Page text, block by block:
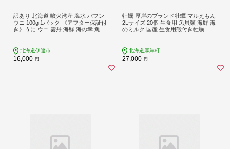
訳あり 北海道 噴火湾産 塩水 バフン
ウニ 100g 1パック 《アフター保証付
き》うに ウニ 雲丹 海鮮 海の幸 魚介
5250811】
北海道伊達市
16,000 円
牡蠣 厚岸のブランド牡蠣 マルえもん
2Lサイズ 20個 生食用 魚貝類 海鮮 海
のミルク 国産 生食用殻付き牡蠣 ま
ルえもん
北海道厚岸町
27,000 円